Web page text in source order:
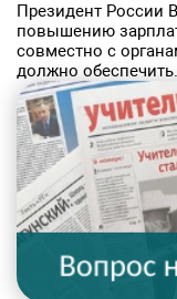
Президент России
повышению
совместно с
должно